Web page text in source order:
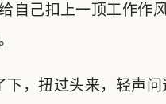
自己扣上一顶工作作
，扭过头来，轻声问